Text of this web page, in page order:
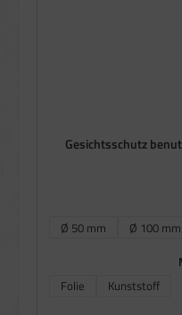
Gesichtsschutz
Ø 50 mm
Ø 100 mm
Folie
Kunststoff